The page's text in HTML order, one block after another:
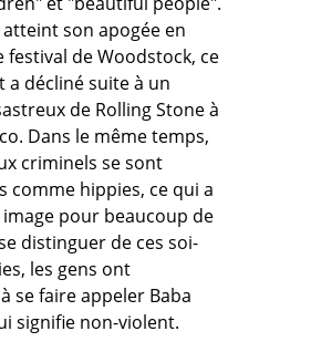
son apogée en
festival de Woodstock, ce
a décliné suite à un
de Rolling Stone à
Dans le même temps,
criminels se sont
comme hippies, ce qui a
pour beaucoup de
distinguer de ces soi-
les gens ont
se faire appeler Baba
signifie non-violent.